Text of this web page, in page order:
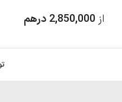
از 2,850,000 درهم